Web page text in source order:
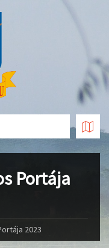
Portája
2023